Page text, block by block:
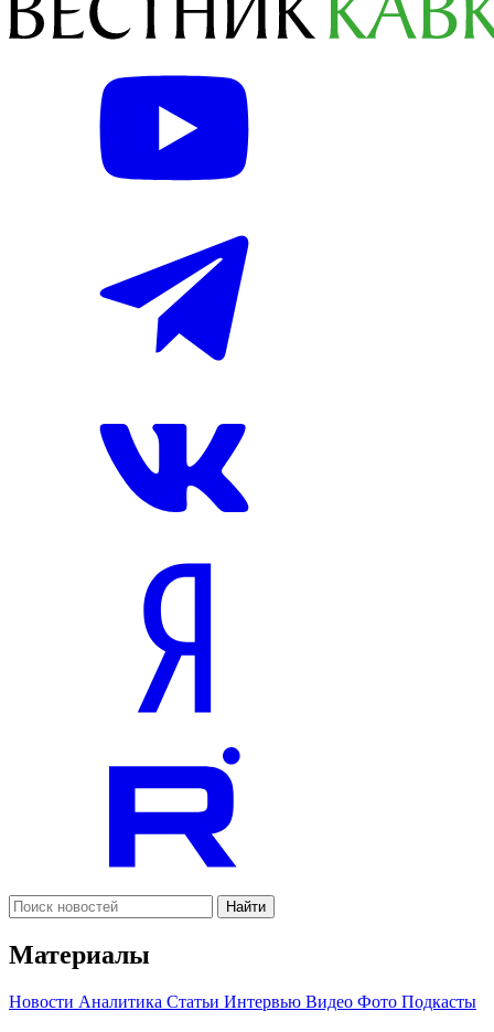
Найти
Материалы
Новости Аналитика Статьи Интервью Видео Фото Подкасты